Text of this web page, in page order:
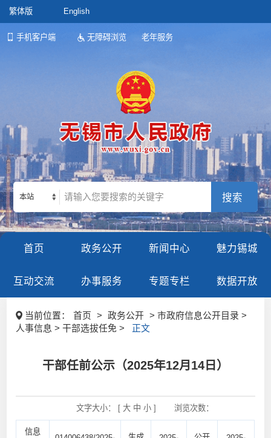
繁体版 English
手机客户端 无障碍浏览 老年服务
本站
首页 政务公开 新闻中心 魅力锡城
互动交流 办事服务 专题专栏 数据开放
当前位置： 首页 > 政务公开
> 市政府信息公开目录 >
人事信息 > 干部选拔任免 >
正文
干部任前公示（2025年12月14日）
文字大小： [ 大 中 小] 浏览次数：
信息